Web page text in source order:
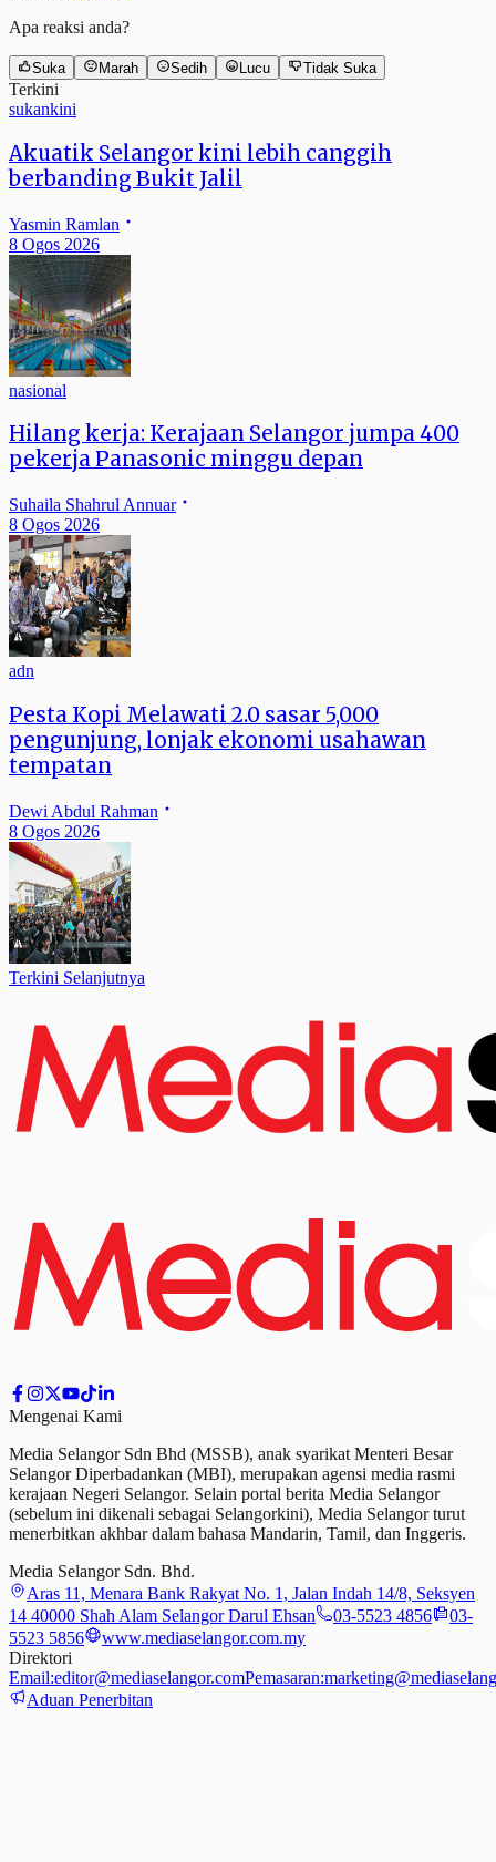
Apa reaksi anda?
Suka Marah Sedih Lucu Tidak Suka
Terkini
sukankini
Akuatik Selangor kini lebih canggih
berbanding Bukit Jalil
Yasmin Ramlan
8 Ogos 2026
nasional
Hilang kerja: Kerajaan Selangor jumpa 400
pekerja Panasonic minggu depan
Suhaila Shahrul Annuar
8 Ogos 2026
adn
Pesta Kopi Melawati 2.0 sasar 5,000
pengunjung, lonjak ekonomi usahawan
tempatan
Dewi Abdul Rahman
8 Ogos 2026
Terkini Selanjutnya
Mengenai Kami
Media Selangor Sdn Bhd (MSSB), anak syarikat Menteri Besar
Selangor Diperbadankan (MBI), merupakan agensi media rasmi
kerajaan Negeri Selangor. Selain portal berita Media Selangor
(sebelum ini dikenali sebagai Selangorkini), Media Selangor turut
menerbitkan akhbar dalam bahasa Mandarin, Tamil, dan Inggeris.
Media Selangor Sdn. Bhd.
Aras 11, Menara Bank Rakyat No. 1, Jalan Indah 14/8, Seksyen
14 40000 Shah Alam Selangor Darul Ehsan
03-5523 4856
03-
5523 5856
www.mediaselangor.com.my
Direktori
Email:editor@mediaselangor.comPemasaran:
Aduan Penerbitan